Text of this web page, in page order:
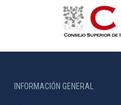
INFORMACIÓN GENERAL